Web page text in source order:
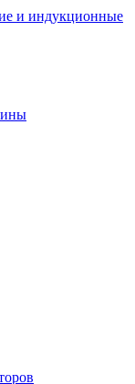
и индукционные